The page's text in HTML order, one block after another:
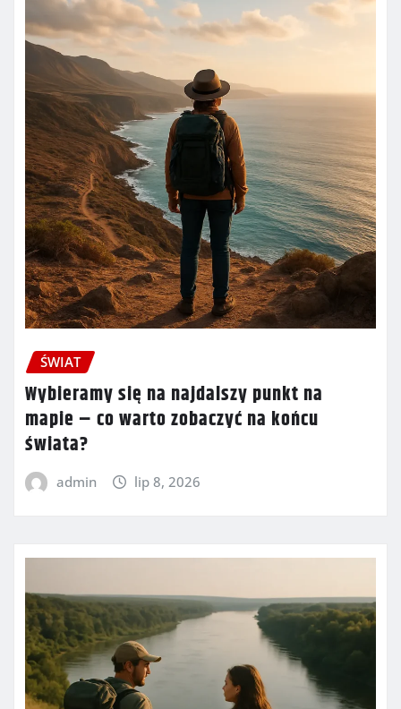
ŚWIAT
Wybieramy się na najdalszy punkt na
mapie – co warto zobaczyć na końcu
świata?
admin lip 8, 2026